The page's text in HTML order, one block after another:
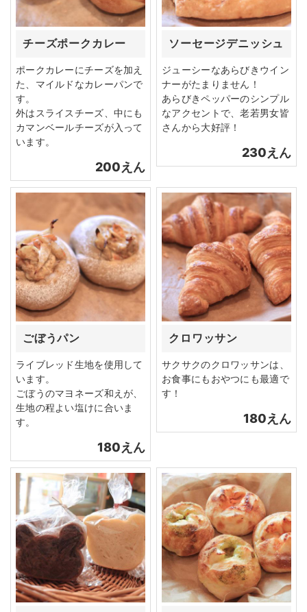
チーズポークカレー
ポークカレーにチーズを加え
た、マイルドなカレーパンで
す。
外はスライスチーズ、中にも
カマンベールチーズが入って
います。
200えん
ソーセージデニッシュ
ジューシーなあらびきウイン
ナーがたまりません！
あらびきペッパーのシンプル
なアクセントで、老若男女皆
さんから大好評！
230えん
ごぼうパン
ライブレッド生地を使用して
います。
ごぼうのマヨネーズ和えが、
生地の程よい塩けに合いま
す。
180えん
クロワッサン
サクサクのクロワッサンは、
お食事にもおやつにも最適で
す！
180えん